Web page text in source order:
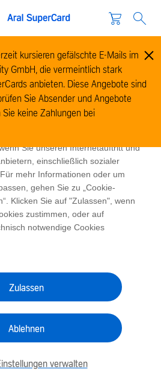
um Informationen zur Nutzung
und zu analysieren und um
zu ermöglichen. Cookies
Sie unseren Internetauftritt und
einschließlich sozialer
mehr Informationen oder um
gehen Sie zu „Cookie-
Klicken Sie auf "Zulassen", wenn
zustimmen, oder auf
notwendige Cookies
Zulassen
Ablehnen
verwalten
kursieren gefälschte E-Mails im
GmbH, die vermeintlich stark
anbieten. Diese Angebote sind
Sie Absender und Angebote
keine Zahlungen bei